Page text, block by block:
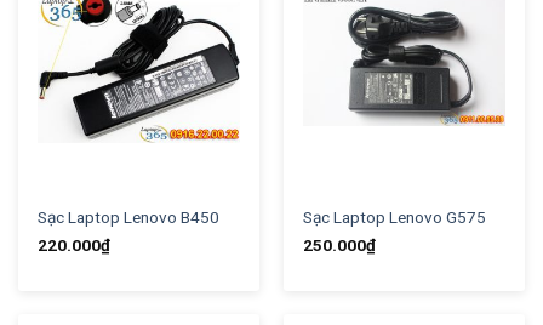
Sạc Laptop Lenovo B450
220.000₫
Sạc Laptop Lenovo G575
250.000₫